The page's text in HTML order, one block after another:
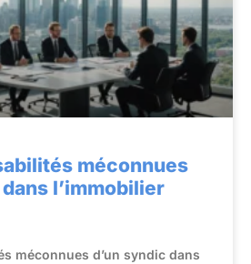
méconnues
l’immobilier
méconnues d’un syndic dans